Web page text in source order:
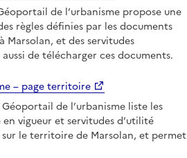
de l’urbanisme propose une
règles définies par les documents
Marsolan, et des servitudes
de télécharger ces documents.
– page territoire
de l’urbanisme liste les
vigueur et servitudes d’utilité
sur le territoire de Marsolan, et permet